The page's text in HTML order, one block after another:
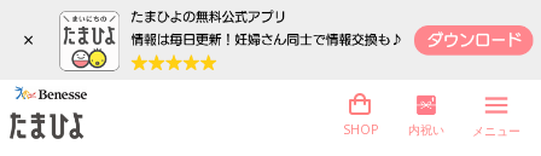
×
SHOP 内祝い メニュー